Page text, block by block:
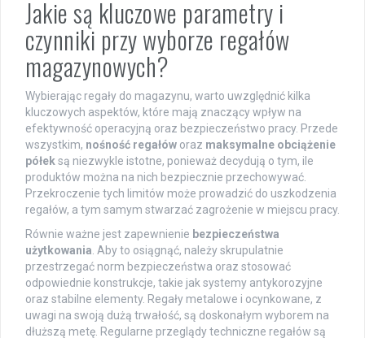
Jakie są kluczowe parametry i
czynniki przy wyborze regałów
magazynowych?
Wybierając regały do magazynu, warto uwzględnić kilka
kluczowych aspektów, które mają znaczący wpływ na
efektywność operacyjną oraz bezpieczeństwo pracy. Przede
wszystkim, nośność regałów oraz maksymalne obciążenie
półeksą niezwykle istotne, ponieważ decydują o tym, ile
produktów można na nich bezpiecznie przechowywać.
Przekroczenie tych limitów może prowadzić do uszkodzenia
regałów, a tym samym stwarzać zagrożenie w miejscu pracy.
Równie ważne jest zapewnienie bezpieczeństwa
użytkowania. Aby to osiągnąć, należy skrupulatnie
przestrzegać norm bezpieczeństwa oraz stosować
odpowiednie konstrukcje, takie jak systemy antykorozyjne
oraz stabilne elementy. Regały metalowe i ocynkowane, z
uwagi na swoją dużą trwałość, są doskonałym wyborem na
dłuższą metę. Regularne przeglądy techniczne regałów są